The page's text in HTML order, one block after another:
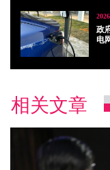
政
电
相关文章